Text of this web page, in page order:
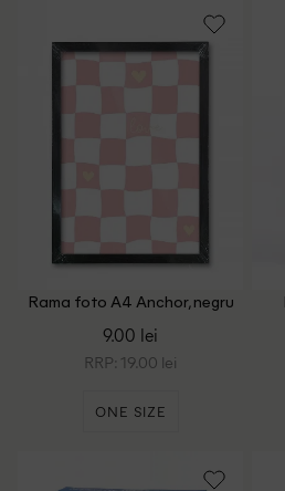
Rama foto A4 Anchor, negru
9.00 lei
RRP: 19.00 lei
ONE SIZE